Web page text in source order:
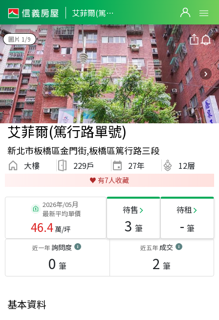
艾菲爾(篤行路單號)
圖片 1/9
艾菲爾(篤行路單號)
新北市板橋區金門街,板橋區篤行路三段
大樓 229戶 27年 12層
♥️ 有7人收藏
2026年/05月
最新平均單價
46.4萬/坪
待售
3 筆
待租
- 筆
近一年詢問度
0 筆
近五年成交
2 筆
基本資料